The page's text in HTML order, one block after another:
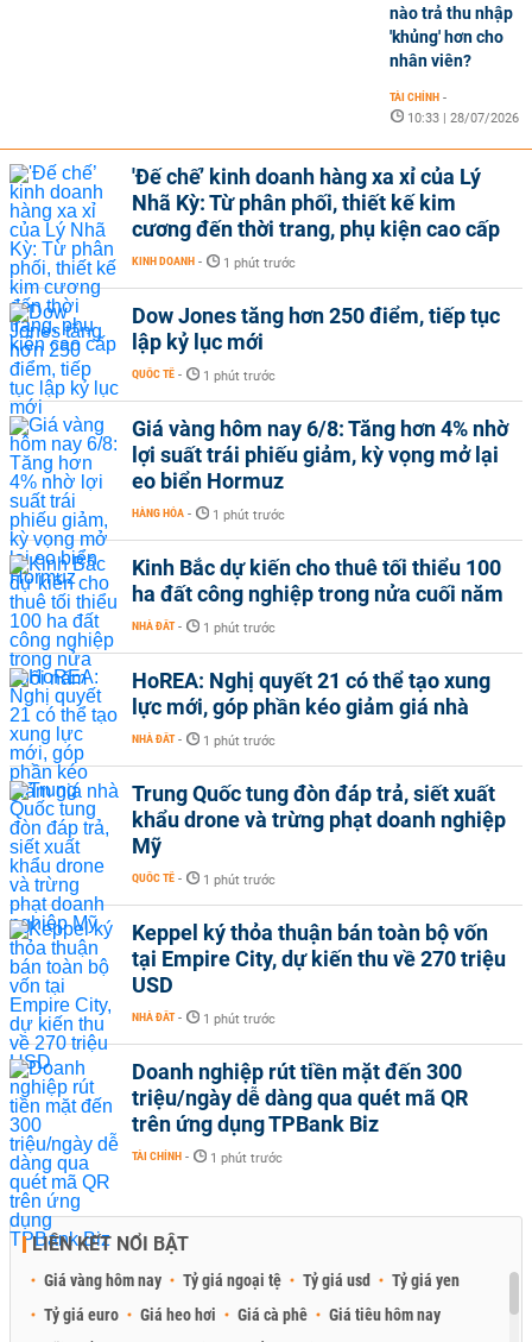
nào trả thu nhập
'khủng' hơn cho
nhân viên?
TÀI CHÍNH -
10:33 | 28/07/2026
'Đế chế’ kinh doanh hàng xa xỉ của Lý
Nhã Kỳ: Từ phân phối, thiết kế kim
cương đến thời trang, phụ kiện cao cấp
KINH DOANH - 1 phút trước
Dow Jones tăng hơn 250 điểm, tiếp tục
lập kỷ lục mới
QUỐC TẾ - 1 phút trước
Giá vàng hôm nay 6/8: Tăng hơn 4% nhờ
lợi suất trái phiếu giảm, kỳ vọng mở lại
eo biển Hormuz
HÀNG HÓA - 1 phút trước
Kinh Bắc dự kiến cho thuê tối thiểu 100
ha đất công nghiệp trong nửa cuối năm
NHÀ ĐẤT - 1 phút trước
HoREA: Nghị quyết 21 có thể tạo xung
lực mới, góp phần kéo giảm giá nhà
NHÀ ĐẤT - 1 phút trước
Trung Quốc tung đòn đáp trả, siết xuất
khẩu drone và trừng phạt doanh nghiệp
Mỹ
QUỐC TẾ - 1 phút trước
Keppel ký thỏa thuận bán toàn bộ vốn
tại Empire City, dự kiến thu về 270 triệu
USD
NHÀ ĐẤT - 1 phút trước
Doanh nghiệp rút tiền mặt đến 300
triệu/ngày dễ dàng qua quét mã QR
trên ứng dụng TPBank Biz
TÀI CHÍNH - 1 phút trước
LIÊN KẾT NỔI BẬT
Giá vàng hôm nay Tỷ giá ngoại tệ Tỷ giá usd
Tỷ giá yen
Tỷ giá euro
Giá heo hơi Giá cà phê
Giá tiêu hôm nay